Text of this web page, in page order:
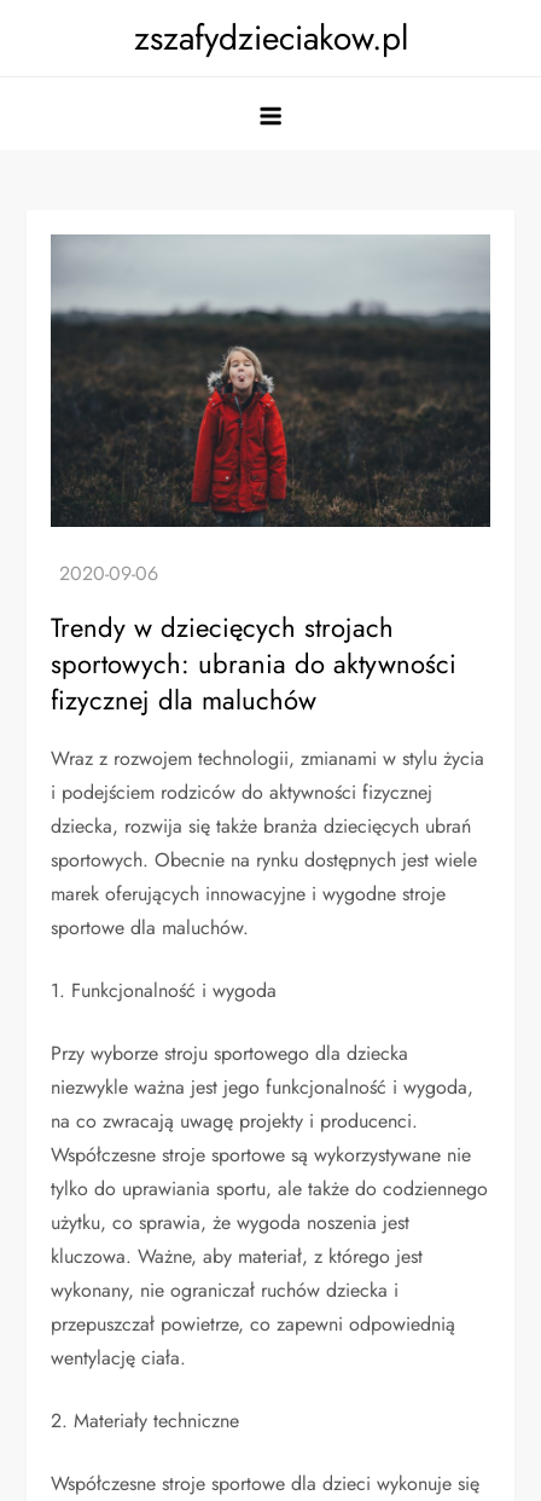
zszafydzieciakow.pl
Trendy w dziecięcych strojach
sportowych: ubrania do aktywności
fizycznej dla maluchów
Wraz z rozwojem technologii, zmianami w stylu życia
i podejściem rodziców do aktywności fizycznej
dziecka, rozwija się także branża dziecięcych ubrań
sportowych. Obecnie na rynku dostępnych jest wiele
marek oferujących innowacyjne i wygodne stroje
sportowe dla maluchów.
1. Funkcjonalność i wygoda
Przy wyborze stroju sportowego dla dziecka
niezwykle ważna jest jego funkcjonalność i wygoda,
na co zwracają uwagę projekty i producenci.
Współczesne stroje sportowe są wykorzystywane nie
tylko do uprawiania sportu, ale także do codziennego
użytku, co sprawia, że wygoda noszenia jest
kluczowa. Ważne, aby materiał, z którego jest
wykonany, nie ograniczał ruchów dziecka i
przepuszczał powietrze, co zapewni odpowiednią
wentylację ciała.
2. Materiały techniczne
Współczesne stroje sportowe dla dzieci wykonuje się